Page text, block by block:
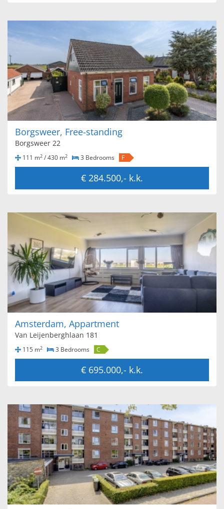
Borgsweer, Free-standing
Borgsweer 22
111 m2 / 430 m2 3 Bedrooms F
€ 284.500,- k.k.
Amsterdam, Appartment
Van Leijenberghlaan 181
115 m2 3 Bedrooms C
€ 695.000,- k.k.